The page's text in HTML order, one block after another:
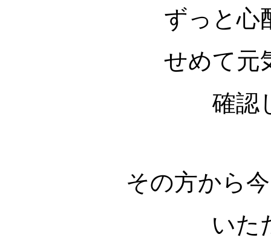
ずっと心
せめて元
確認
その方から
いた